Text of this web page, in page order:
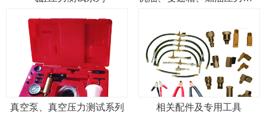
真空泵、真空压力测试系列 相关配件及专用工具